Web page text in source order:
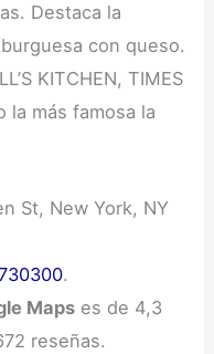
Destaca la
con queso.
KITCHEN, TIMES
la más famosa la
St, New York, NY
.
Mapses de 4,3
reseñas.